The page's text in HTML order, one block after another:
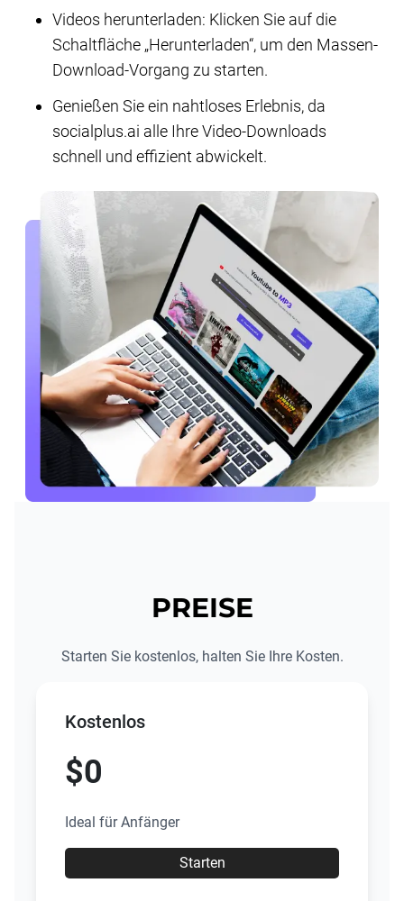
Videos herunterladen: Klicken Sie auf die
Schaltfläche „Herunterladen“, um den Massen-
Download-Vorgang zu starten.
Genießen Sie ein nahtloses Erlebnis, da
socialplus.ai alle Ihre Video-Downloads
schnell und effizient abwickelt.
PREISE
Starten Sie kostenlos, halten Sie Ihre Kosten.
Kostenlos
$0
Ideal für Anfänger
Starten